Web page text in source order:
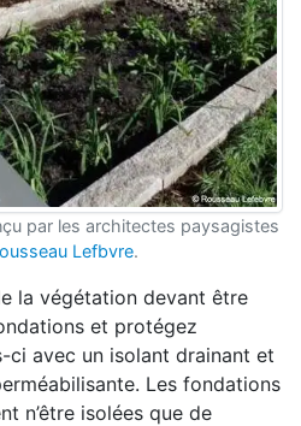
par les architectes paysagistes
Lefbvre.
la végétation devant être
et protégez
ci avec un isolant drainant et
Les fondations
n’être isolées que de